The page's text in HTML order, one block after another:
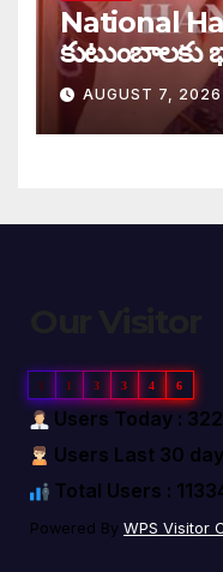
National
AUGUST 7, 2026
1 1 3 3 4 6
Users Today : 322
Users Last 30
Total Users :
Powered By WPS Visitor